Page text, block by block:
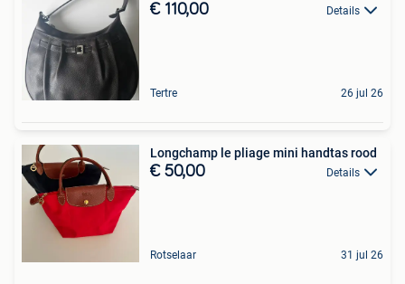
€ 110,00 Details
Tertre 26 jul 26
Longchamp le pliage mini handtas rood
€ 50,00 Details
Rotselaar 31 jul 26